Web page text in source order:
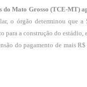
Mato Grosso (TCE-MT)
o órgão determinou que a
para a construção do
do pagamento de mais